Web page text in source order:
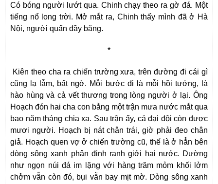
Có bóng người lướt qua. Chinh chạy theo ra gờ đá. Một
tiếng nổ long trời. Mở mắt ra, Chinh thấy mình đã ở Hà
Nội, người quấn đầy băng.
*
Kiên theo cha ra chiến trường xưa, trên đường đi cái gì
cũng lạ lẫm, bất ngờ. Mỗi bước đi là mỗi hồi tưởng, là
hào hùng và cả vết thương trong lòng người ở lại. Ông
Hoạch đón hai cha con bằng một trận mưa nước mắt qua
bao năm tháng chia xa. Sau trận ấy, cả đại đội còn được
mươi người. Hoạch bị nát chân trái, giờ phải đeo chân
giả. Hoạch quen vợ ở chiến trường cũ, thế là ở hẳn bên
dòng sông xanh phân định ranh giới hai nước. Dường
như ngọn núi đá im lặng với hàng trăm mỏm khối lởm
chởm vẫn còn đó, bụi vẫn bay mịt mờ. Dòng sông xanh